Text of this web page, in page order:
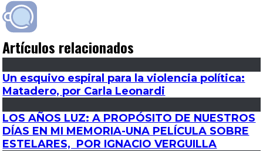
Artículos relacionados
Un esquivo espiral para la violencia política:
Matadero, por Carla Leonardi
LOS AÑOS LUZ: A PROPÓSITO DE NUESTROS
DÍAS EN MI MEMORIA-UNA PELÍCULA SOBRE
ESTELARES, POR IGNACIO VERGUILLA